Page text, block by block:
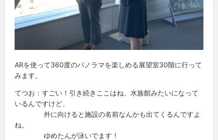
ARを使って360度のパノラマを楽しめる展望室30階に行って
みます。
てつお：すごい！引き続きここはね、水族館みたいになって
いるんですけど、
外に向けると施設の名前なんかも出てくるんですよ
ね。
ゆめたんが泳いでます！